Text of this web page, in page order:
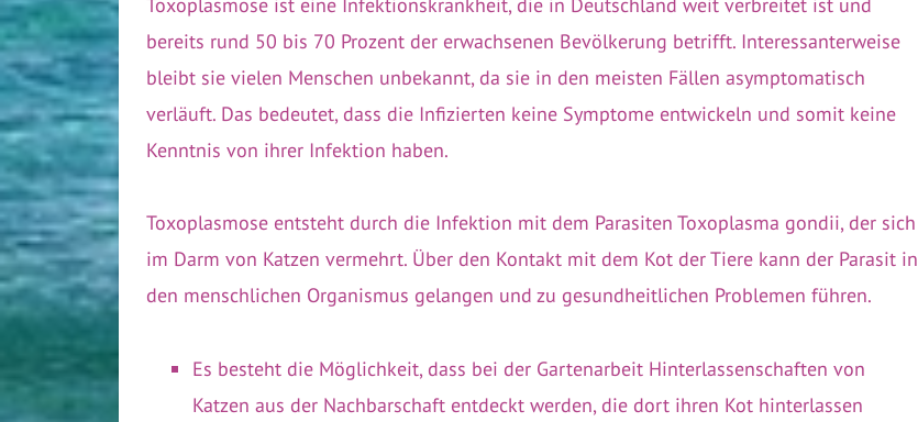
bereits rund 50 bis 70 Prozent der erwachsenen Bevölkerung betrifft. Interessanterweise
bleibt sie vielen Menschen unbekannt, da sie in den meisten Fällen asymptomatisch
verläuft. Das bedeutet, dass die Infizierten keine Symptome entwickeln und somit keine
Kenntnis von ihrer Infektion haben.
Toxoplasmose entsteht durch die Infektion mit dem Parasiten Toxoplasma gondii, der sich
im Darm von Katzen vermehrt. Über den Kontakt mit dem Kot der Tiere kann der Parasit in
den menschlichen Organismus gelangen und zu gesundheitlichen Problemen führen.
Es besteht die Möglichkeit, dass bei der Gartenarbeit Hinterlassenschaften von
Katzen aus der Nachbarschaft entdeckt werden, die dort ihren Kot hinterlassen